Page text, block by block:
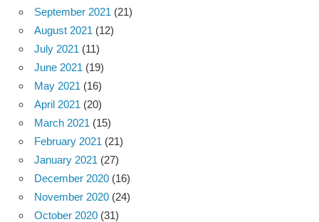
September 2021 (21)
August 2021 (12)
July 2021 (11)
June 2021 (19)
May 2021 (16)
April 2021 (20)
March 2021 (15)
February 2021 (21)
January 2021 (27)
December 2020 (16)
November 2020 (24)
October 2020 (31)